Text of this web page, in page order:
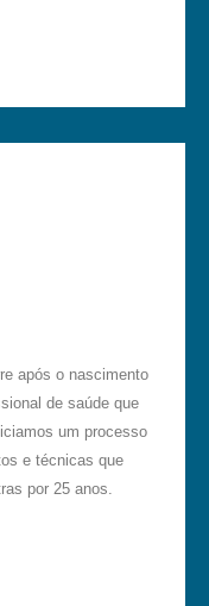
após o nascimento
de saúde que
um processo
e técnicas que
por 25 anos.